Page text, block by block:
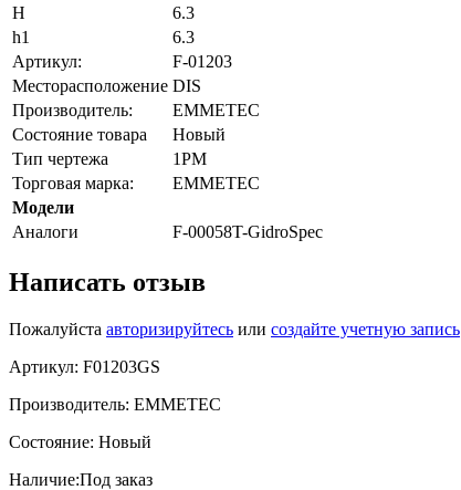
H
6.3
h1
6.3
Артикул:
F-01203
Месторасположение DIS
Производитель:
EMMETEC
Состояние товара
Новый
Тип чертежа
1PM
Торговая марка:
EMMETEC
Модели
Аналоги
F-00058T-GidroSpec
Написать отзыв
Пожалуйста авторизируйтесь или создайте учетную запись
Артикул: F01203GS
Производитель: EMMETEC
Состояние: Новый
Наличие:Под заказ